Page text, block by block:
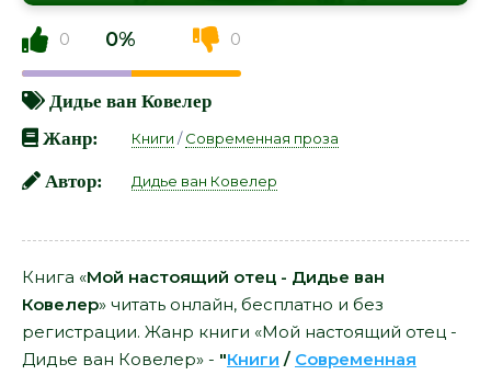
0 0% 0
Дидье ван Ковелер
Жанр:
Книги /Современная проза
Автор: Дидье ван Ковелер
Книга «Мой настоящий отец - Дидье ван
Ковелер» читать онлайн, бесплатно и без
регистрации. Жанр книги «Мой настоящий отец -
Дидье ван Ковелер» - "Книги / Современная